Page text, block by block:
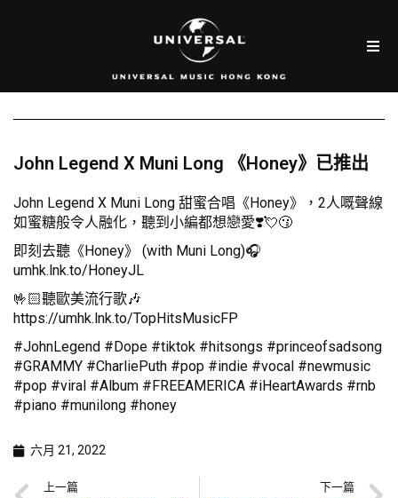
John Legend X Muni Long 《Honey》已推出
John Legend X Muni Long 甜蜜合唱《Honey》，2人嘅聲線
如蜜糖般令人融化，聽到小編都想戀愛❣️💘😗
即刻去聽《Honey》 (with Muni Long)🎧
umhk.lnk.to/HoneyJL
🤟🏻聽歐美流行歌🎶
https://umhk.lnk.to/TopHitsMusicFP
#JohnLegend #Dope #tiktok #hitsongs #princeofsadsong
#GRAMMY #CharliePuth #pop #indie #vocal #newmusic
#pop #viral #Album #FREEAMERICA #iHeartAwards #rnb
#piano #munilong #honey
六月 21, 2022
上一篇 下一篇